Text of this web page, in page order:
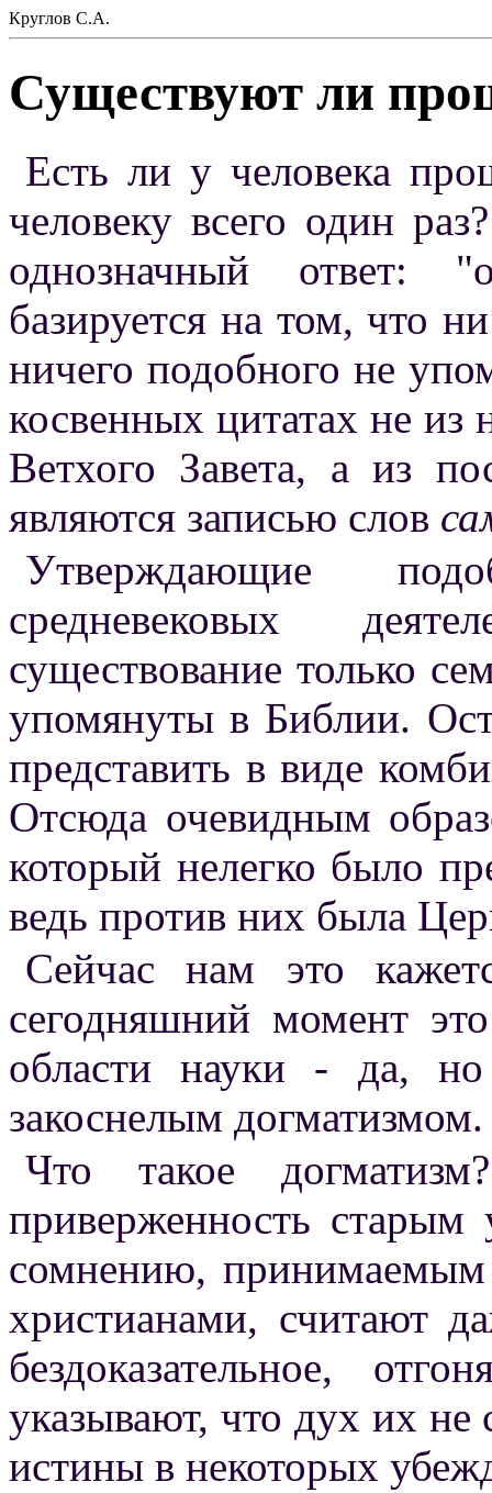
Круглов С.А.
Существуют ли
Есть ли у человека
человеку всего один
однозначный ответ:
базируется на том, что
ничего подобного не
косвенных цитатах не из
Ветхого Завета, а из
являются записью слов
Утверждающие
средневековых
существование только
упомянуты в Библии.
представить в виде
Отсюда очевидным
который нелегко было
ведь против них была
Сейчас нам это
сегодняшний момент
области науки - да,
закоснелым догматизмом.
Что такое
приверженность
сомнению, принимаемым
христианами, считают
бездоказательное,
указывают, что дух их не
истины в некоторых